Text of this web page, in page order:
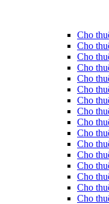
Cho
Cho
Cho
Cho
Cho
Cho
Cho
Cho
Cho
Cho
Cho
Cho
Cho
Cho
Cho
Cho